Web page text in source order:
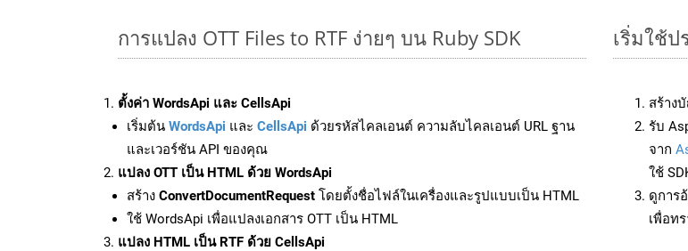
การแปลง OTT Files to RTF ง่ายๆ บน Ruby SDK
ตั้งค่า WordsApi และ CellsApi
เริ่มต้น WordsApi และ CellsApi ด้วยรหัสไคลเอนต์ ความลับไคลเอนต์ URL ฐาน
และเวอร์ชัน API ของคุณ
แปลง OTT เป็น HTML ด้วย WordsApi
สร้าง ConvertDocumentRequest โดยตั้งชื่อไฟล์ในเครื่องและรูปแบบเป็น HTML
ใช้ WordsApi เพื่อแปลงเอกสาร OTT เป็น HTML
แปลง HTML เป็น RTF ด้วย CellsApi
เริ่มใช้ป
สร้าง
รับ
จาก
ใช้
ดูการ
เพื่อท